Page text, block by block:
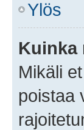
Ylös
Kuinka
Mikäli
poistaa